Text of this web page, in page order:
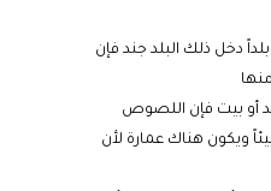
دخل ذلك البلد جند فإن
أو بيت فإن اللصوص
ويكون هناك عمارة لأن